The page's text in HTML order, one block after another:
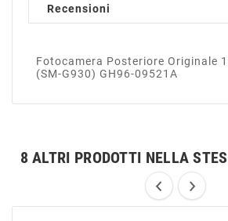
Recensioni
Fotocamera Posteriore Originale
(SM-G930) GH96-09521A
8 ALTRI PRODOTTI NELLA